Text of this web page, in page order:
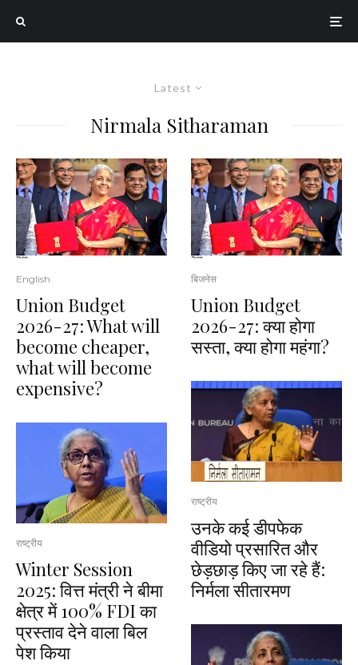
Latest
Nirmala Sitharaman
English
Union Budget
2026-27: What will
become cheaper,
what will become
expensive?
राष्ट्रीय
Winter Session
2025: वित्त मंत्री ने बीमा
क्षेत्र में 100% FDI का
प्रस्ताव देने वाला बिल
पेश किया
बिजनेस
Union Budget
2026-27: क्या होगा
सस्ता, क्या होगा महंगा?
राष्ट्रीय
उनके कई डीपफेक
वीडियो प्रसारित और
छेड़छाड़ किए जा रहे हैं:
निर्मला सीतारमण